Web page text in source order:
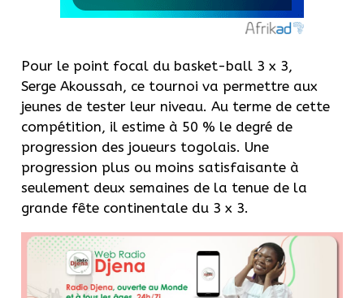
Pour le point focal du basket-ball 3 x 3,
Serge Akoussah, ce tournoi va permettre aux
jeunes de tester leur niveau. Au terme de cette
compétition, il estime à 50 % le degré de
progression des joueurs togolais. Une
progression plus ou moins satisfaisante à
seulement deux semaines de la tenue de la
grande fête continentale du 3 x 3.